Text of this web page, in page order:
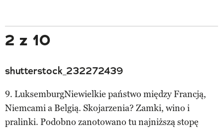
2 z 10
shutterstock_232272439
9. LuksemburgNiewielkie państwo między Francją,
Niemcami a Belgią. Skojarzenia? Zamki, wino i
pralinki. Podobno zanotowano tu najniższą stopę